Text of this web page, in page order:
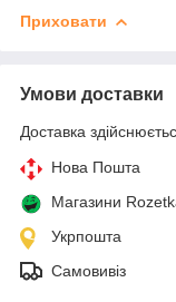
Приховати
Умови доставки
Доставка
Нова Пошта
Магазини
Укрпошта
Самовивіз